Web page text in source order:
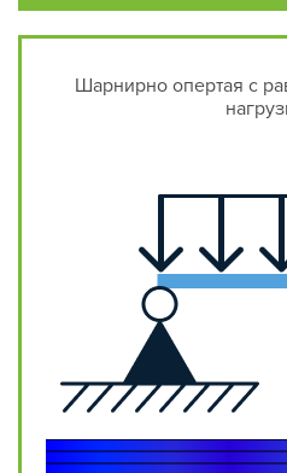
Шарнирно опертая с